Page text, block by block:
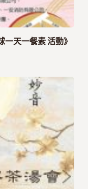
天一餐素 活動》